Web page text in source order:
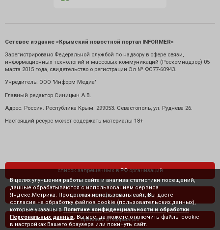
Сетевое издание «Крымский новостной портал INFORMER»
Зарегистрировано Федеральной службой по надзору в сфере связи,
информационных технологий и массовых коммуникаций (Роскомнадзор) 05
марта 2015 года, свидетельство о регистрации Эл № ФС77-60943.
Учредитель: ООО "Информ Медиа"
Главный редактор Синицын А.В.
Адрес: Россия. Республика Крым. 299053. Севастополь, ул. Руднева 26.
Настоящий ресурс может содержать материалы 18+
список запрещенных в РФ организаций
политика конфиденциальности
правовая информация
В целях улучшения работы сайта и анализа статистики посещений,
данные обрабатываются с использованием сервиса
Яндекс.Метрика. Продолжая использовать сайт, Вы даете
согласие на обработку файлов cookie (пользовательских данных),
которые указаны в Политике конфиденциальности и обработки
Персональных данных . Вы всегда можете отключить файлы cookie
в настройках Вашего браузера или покинуть сайт.